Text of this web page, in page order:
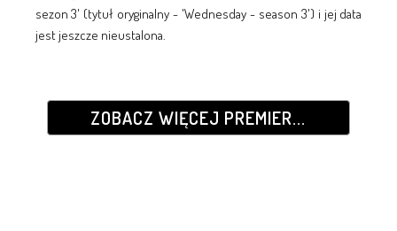
sezon 3' (tytuł oryginalny - 'Wednesday - season 3') i jej data
jest jeszcze nieustalona.
ZOBACZ WIĘCEJ PREMIER...